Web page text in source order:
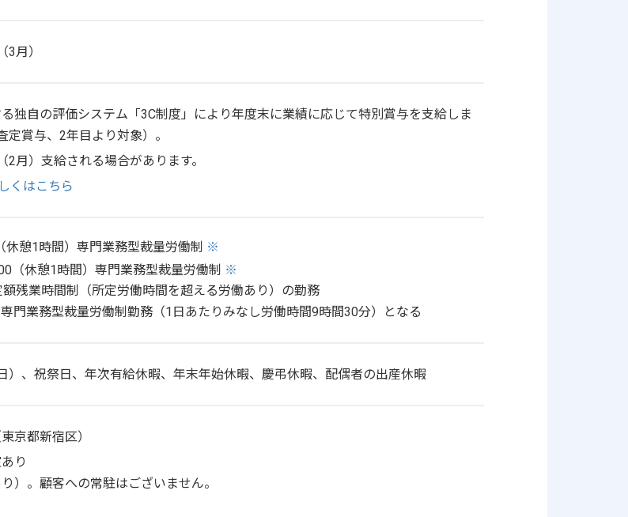
月）
独自の評価システム「3C制度」により年度末に業績に応じて特別賞与を支給しま
定賞与、2年目より対象）。
2月）支給される場合があります。
くはこちら
休憩1時間）専門業務型裁量労働制 ※
（休憩1時間）専門業務型裁量労働制 ※
残業時間制（所定労働時間を超える労働あり）の勤務
門業務型裁量労働制勤務（1日あたりみなし労働時間9時間30分）となる
）、祝祭日、年次有給休暇、年末年始休暇、慶弔休暇、配偶者の出産休暇
京都新宿区）
り
）。顧客への常駐はございません。